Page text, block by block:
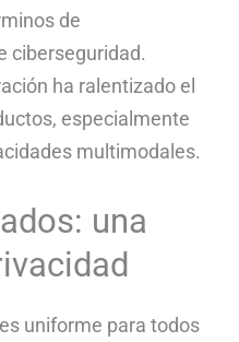
de
ciberseguridad.
ha ralentizado el
especialmente
multimodales.
una
uniforme para todos